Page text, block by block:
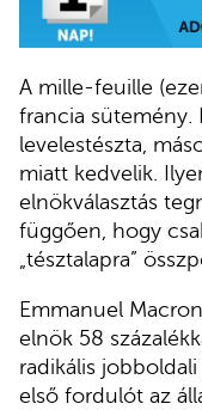
A mille-feuille
francia sütemény.
levelestészta,
miatt kedvelik.
elnökválasztás
függően, hogy
„tésztalapra”
Emmanuel
elnök 58
radikális
első fordulót az